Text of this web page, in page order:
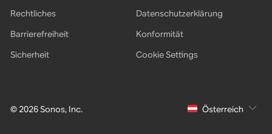
© 2026 Sonos, Inc.
Rechtliches
Datenschutzerklärung
Barrierefreiheit
Konformität
Sicherheit
Cookie Settings
Österreich